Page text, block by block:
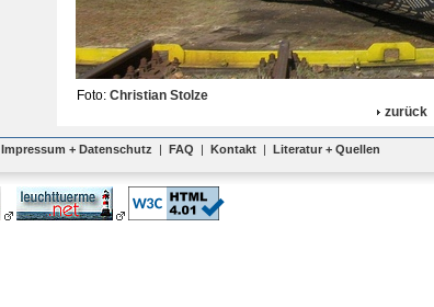
Foto: Christian Stolze
zurück
Impressum + Datenschutz | FAQ | Kontakt | Literatur + Quellen